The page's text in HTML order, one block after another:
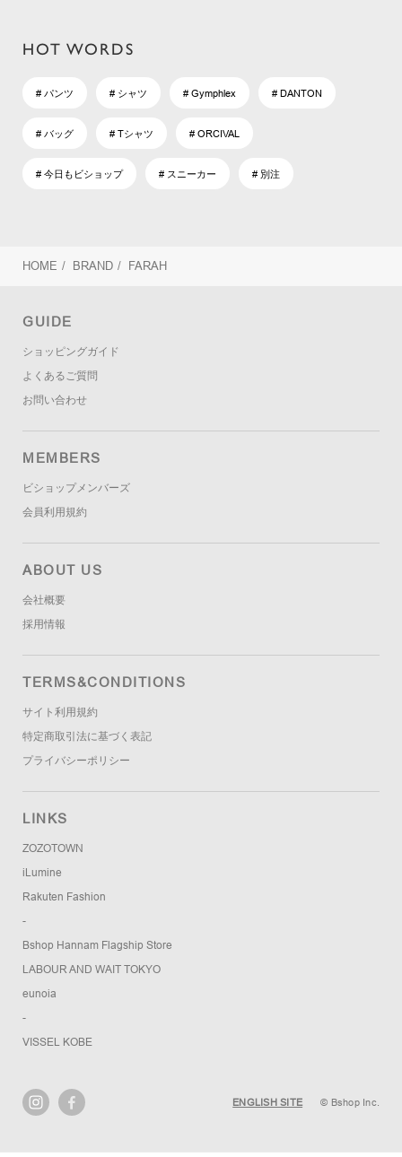
HOT WORDS
# パンツ # シャツ # Gymphlex # DANTON
# バッグ # Tシャツ # ORCIVAL
# 今日もビショップ # スニーカー # 別注
HOME / BRAND / FARAH
GUIDE
ショッピングガイド
よくあるご質問
お問い合わせ
MEMBERS
ビショップメンバーズ
会員利用規約
ABOUT US
会社概要
採用情報
TERMS&CONDITIONS
サイト利用規約
特定商取引法に基づく表記
プライバシーポリシー
LINKS
ZOZOTOWN
iLumine
Rakuten Fashion
-
Bshop Hannam Flagship Store
LABOUR AND WAIT TOKYO
eunoia
-
VISSEL KOBE
ENGLISH SITE © Bshop Inc.